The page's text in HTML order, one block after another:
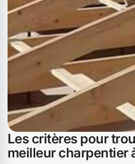
De Saint Flour doit être à l'écoute
capable de vous conseiller
pro couverture, nous nous
au long de ce processus pour
charpentier idéal.
Les critères pour
meilleur charpentier